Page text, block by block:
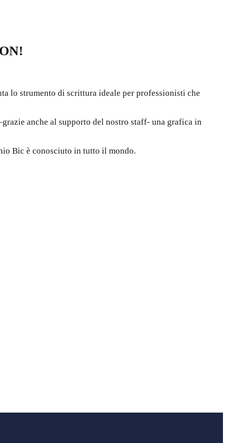
lo strumento di scrittura ideale per professionisti che
anche al supporto del nostro staff- una grafica in
Bic è conosciuto in tutto il mondo.